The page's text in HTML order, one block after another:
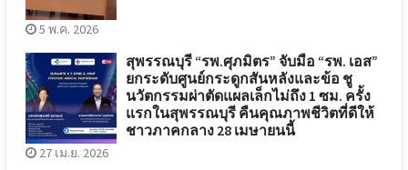
5 พ.ค. 2026
สุพรรณบุรี “รพ.ศุภมิตร” จับมือ “รพ. เอส”
ยกระดับศูนย์กระดูกสันหลังและข้อ ชู
นวัตกรรมผ่าตัดแผลเล็กไม่ถึง 1 ซม. ครั้ง
แรกในสุพรรณบุรี คืนคุณภาพชีวิตที่ดีให้
ชาวภาคกลาง 28 เมษายนนี้
27 เม.ย. 2026